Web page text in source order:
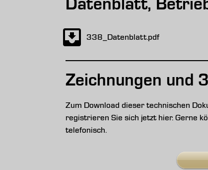
Datenblatt,
338_Datenblatt.pdf
Zeichnungen und
Zum Download dieser technischen
registrieren Sie sich jetzt hier. Gerne
telefonisch.